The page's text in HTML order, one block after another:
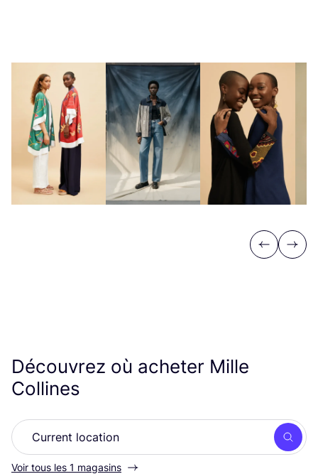
Previous
Next
Découvrez où acheter Mille
Collines
Voir tous les 1 magasins